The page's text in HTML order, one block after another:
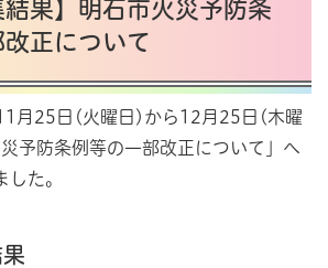
結果】明石市火災予防条
正について
月25日(火曜日)から12月25日(木曜
予防条例等の一部改正について」へ
た。